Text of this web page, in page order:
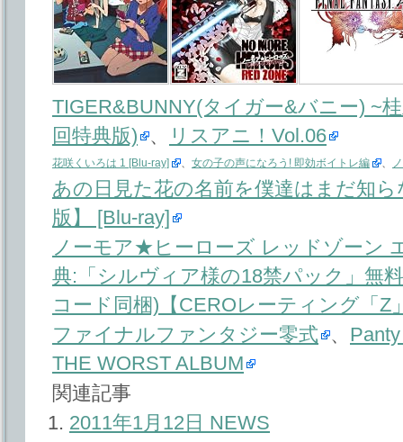
TIGER&BUNNY(タイガー&バニー) ~
回特典版)
、 リスアニ！Vol.06
花咲くいろは 1 [Blu-ray] 女の子の声になろう! 即効ボイトレ編
あの日見た花の名前を僕達はまだ知
版】 [Blu-ray]
ノーモア★ヒーローズ レッドゾーン
典:「シルヴィア様の18禁パック」無
コード同梱)【CEROレーティング「Z
ファイナルファンタジー零式
、
THE WORST ALBUM
関連記事
2011年1月12日 NEWS